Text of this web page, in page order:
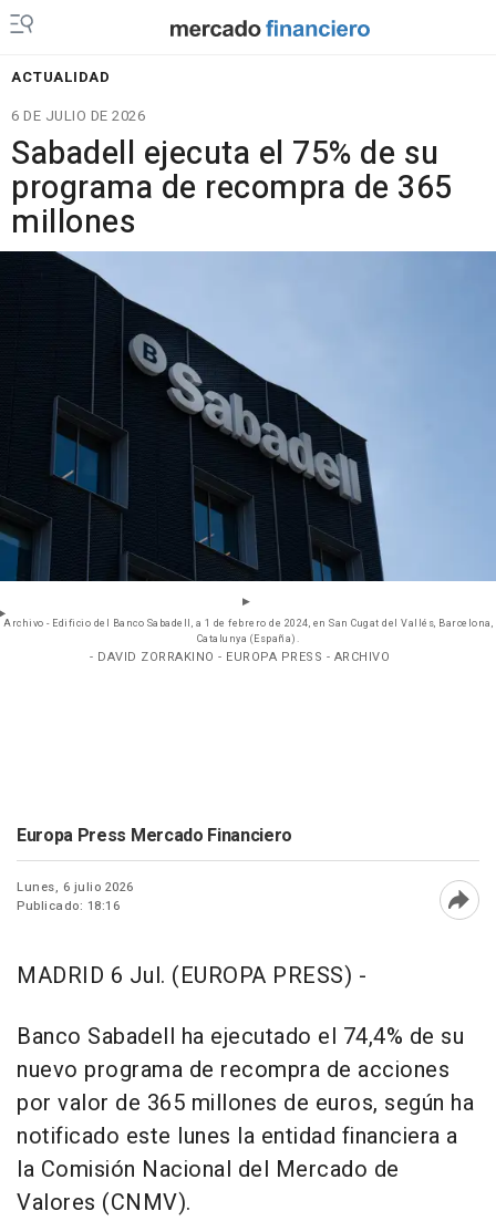
ACTUALIDAD
6 DE JULIO DE 2026
Sabadell ejecuta el 75% de su
programa de recompra de 365
millones
Archivo - Edificio del Banco Sabadell, a 1 de febrero de 2024, en San Cugat del Vallés, Barcelona,
Catalunya (España).
- DAVID ZORRAKINO - EUROPA PRESS - ARCHIVO
Europa Press Mercado Financiero
Lunes, 6 julio 2026
Publicado: 18:16
MADRID 6 Jul. (EUROPA PRESS) -
Banco Sabadell ha ejecutado el 74,4% de su
nuevo programa de recompra de acciones
por valor de 365 millones de euros, según ha
notificado este lunes la entidad financiera a
la Comisión Nacional del Mercado de
Valores (CNMV).